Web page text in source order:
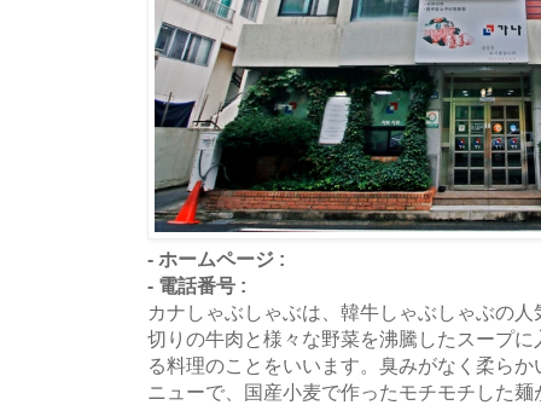
- ホームページ :
- 電話番号 :
カナしゃぶしゃぶは、韓牛しゃぶしゃぶの
切りの牛肉と様々な野菜を沸騰したスープ
る料理のことをいいます。臭みがなく柔ら
ニューで、国産小麦で作ったモチモチした